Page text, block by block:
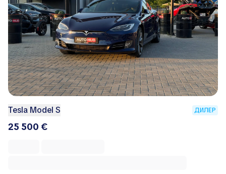
Tesla Model S ДИЛЕР
25 500 €